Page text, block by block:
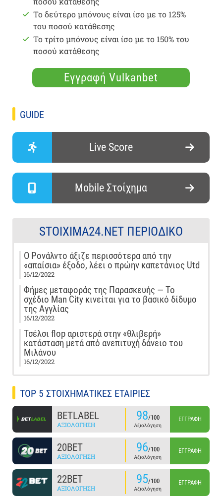
Το δεύτερο μπόνους είναι ίσο με το 125%
του ποσού κατάθεσης
Το τρίτο μπόνους είναι ίσο με το 150% του
ποσού κατάθεσης
Εγγραφή Vulkanbet
GUIDE
Live Score
Mobile Στοίχημα
STOIXIMA24.NET ΠΕΡΙΟΔΙΚΌ
Ο Ρονάλντο άξιζε περισσότερα από την
«απαίσια» έξοδο, λέει ο πρώην καπετάνιος Utd
16/12/2022
Φήμες μεταφοράς της Παρασκευής — Το
σχέδιο Man City κινείται για το βασικό δίδυμο
της Αγγλίας
16/12/2022
Τσέλσι flop αριστερά στην «θλιβερή»
κατάσταση μετά από ανεπιτυχή δάνειο του
Μιλάνου
16/12/2022
TOP 5 ΣΤΟΙΧΗΜΑΤΙΚΕΣ ΕΤΑΙΡΙΕΣ
BETLABEL
ΑΞΙΟΛΌΓΗΣΗ
98/100
Αξιολόγηση
ΕΓΓΡΑΦΉ
20BET
ΑΞΙΟΛΌΓΗΣΗ
96/100
Αξιολόγηση
ΕΓΓΡΑΦΉ
22BET
ΑΞΙΟΛΌΓΗΣΗ
95/100
Αξιολόγηση
ΕΓΓΡΑΦΉ